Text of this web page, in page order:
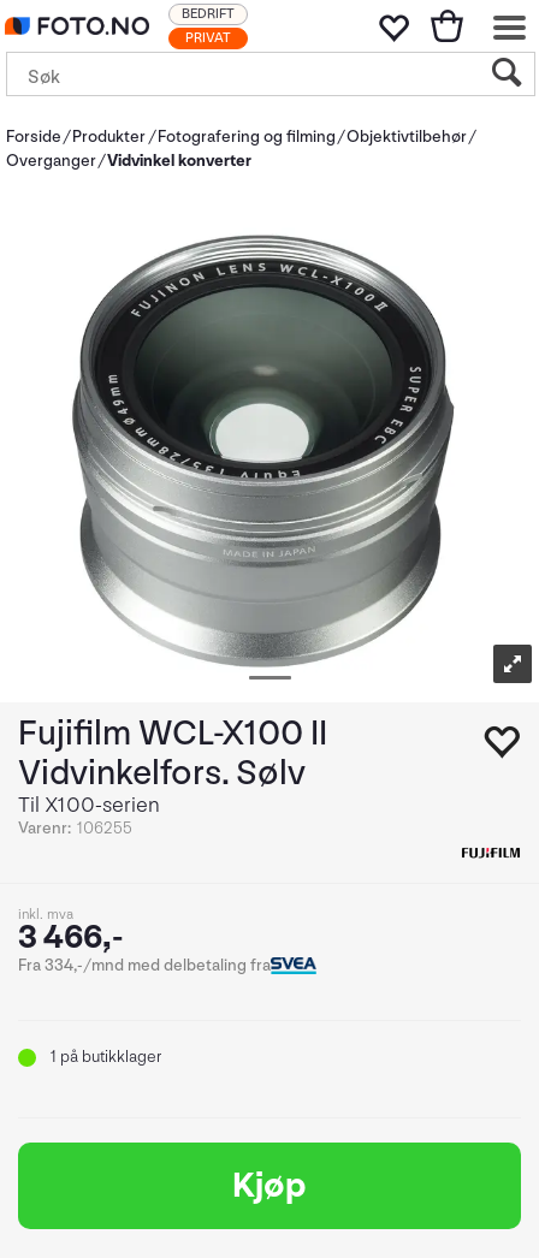
PRIVAT
BEDRIFT
Forside Produkter Fotografering og filming Objektivtilbehør
Overganger Vidvinkel konverter
Fujifilm WCL-X100 II
Vidvinkelfors. Sølv
Til X100-serien
Varenr: 106255
inkl. mva
3 466,-
Fra 334,-/mnd med delbetaling fra
1 på butikklager
Kjøp